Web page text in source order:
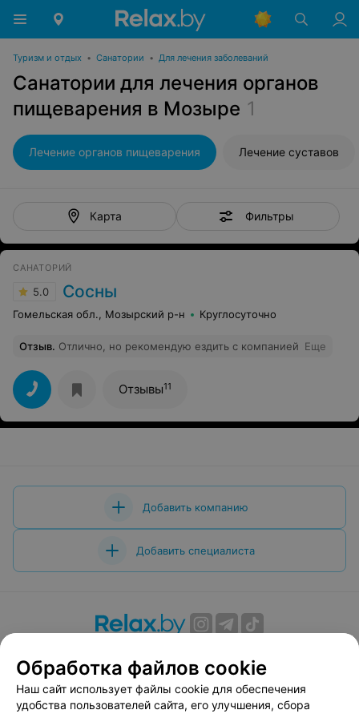
Туризм и отдых • Санатории • Для лечения заболеваний
Санатории для лечения органов
пищеварения в Мозыре 1
Лечение органов пищеварения Лечение суставов
Карта Фильтры
САНАТОРИЙ
5.0 Сосны
Гомельская обл., Мозырский р-н Круглосуточно
Отзыв. Отлично, но рекомендую ездить с компанией Еще
Отзывы11
Добавить компанию
Добавить специалиста
Вакансии
Публичный договор
Способы оплаты
Публичный договор по использованию сервиса
«Афиша»
Обработка файлов cookie
Наш сайт использует файлы cookie для обеспечения
удобства пользователей сайта, его улучшения, сбора